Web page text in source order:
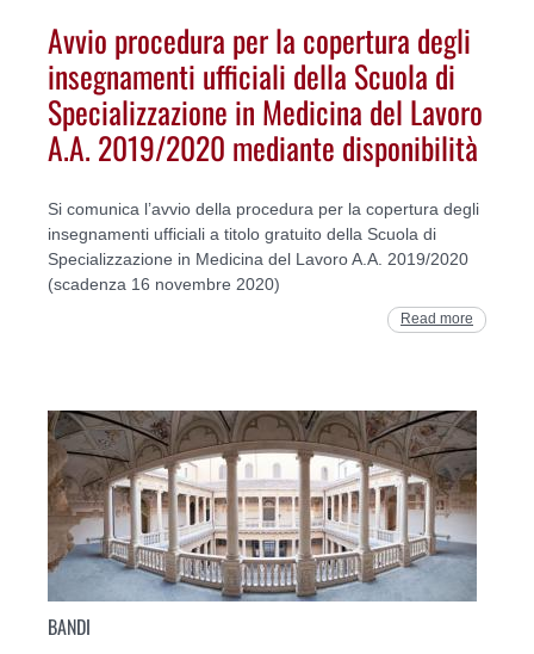
Avvio procedura per la copertura degli
insegnamenti ufficiali della Scuola di
Specializzazione in Medicina del Lavoro
A.A. 2019/2020 mediante disponibilità
Si comunica l’avvio della procedura per la copertura degli
insegnamenti ufficiali a titolo gratuito della Scuola di
Specializzazione in Medicina del Lavoro A.A. 2019/2020
(scadenza 16 novembre 2020)
Read more
BANDI